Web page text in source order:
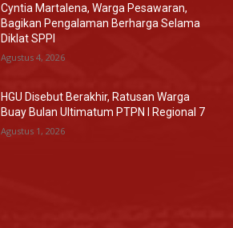
Cyntia Martalena, Warga Pesawaran,
Bagikan Pengalaman Berharga Selama
Diklat SPPI
Agustus 4, 2026
HGU Disebut Berakhir, Ratusan Warga
Buay Bulan Ultimatum PTPN I Regional 7
Agustus 1, 2026